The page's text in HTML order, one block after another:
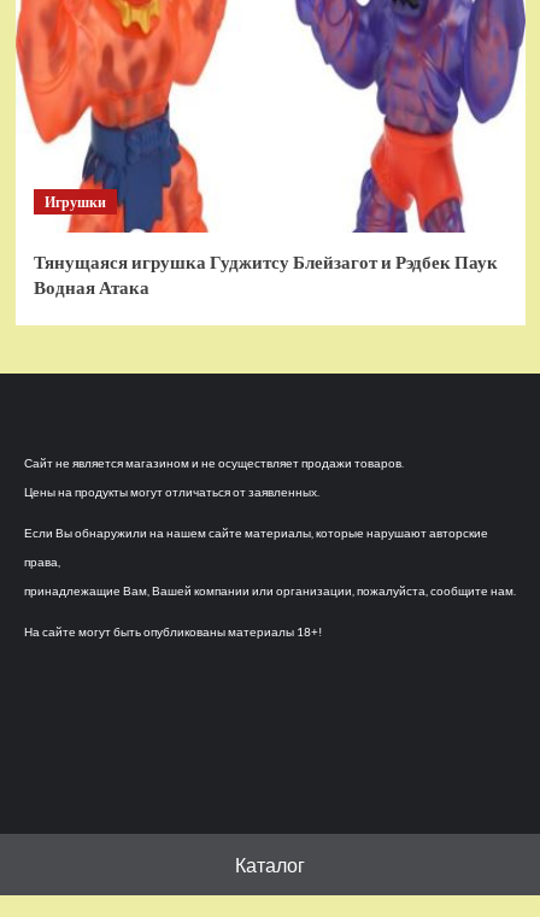
Игрушки
Тянущаяся игрушка Гуджитсу Блейзагот и Рэдбек Паук
Водная Атака
Сайт не является магазином и не осуществляет продажи товаров.
Цены на продукты могут отличаться от заявленных.
Если Вы обнаружили на нашем сайте материалы, которые нарушают авторские
права,
принадлежащие Вам, Вашей компании или организации, пожалуйста, сообщите нам.
На сайте могут быть опубликованы материалы 18+!
Каталог